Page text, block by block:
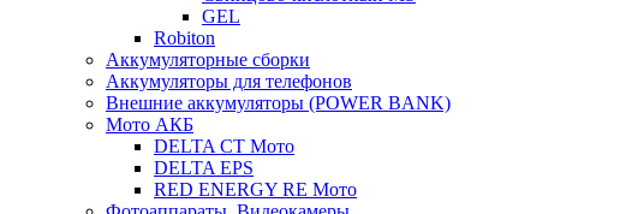
GEL
Robiton
Аккумуляторные сборки
Аккумуляторы для телефонов
Внешние аккумуляторы (POWER BANK)
Мото АКБ
DELTA CT Мото
DELTA EPS
RED ENERGY RE Мото